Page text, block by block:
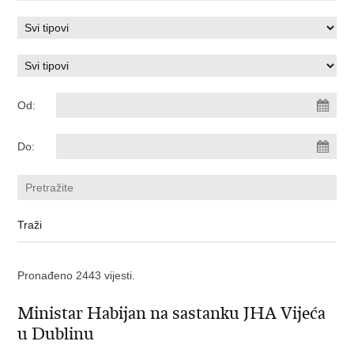
Od:
Do:
Pronađeno 2443 vijesti.
Ministar Habijan na sastanku JHA Vijeća
u Dublinu